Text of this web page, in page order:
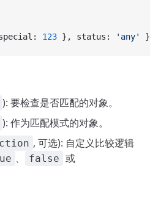
123 }, status: 'any'
): 要检查是否匹配的对象。
): 作为匹配模式的对象。
, 可选): 自定义比较逻辑
、 false 或